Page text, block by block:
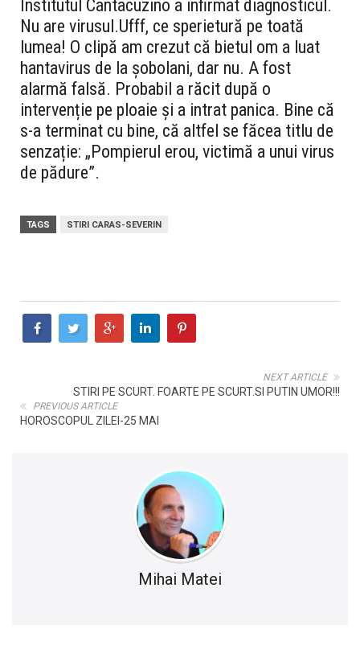
Institutul Cantacuzino a infirmat diagnosticul.
Nu are virusul.Ufff, ce sperietură pe toată
lumea! O clipă am crezut că bietul om a luat
hantavirus de la șobolani, dar nu. A fost
alarmă falsă. Probabil a răcit după o
intervenție pe ploaie și a intrat panica. Bine că
s-a terminat cu bine, că altfel se făcea titlu de
senzație: „Pompierul erou, victimă a unui virus
de pădure”.
TAGS STIRI CARAS-SEVERIN
NEXT ARTICLE
STIRI PE SCURT. FOARTE PE SCURT.SI PUTIN UMOR!!!
PREVIOUS ARTICLE
HOROSCOPUL ZILEI-25 MAI
Mihai Matei